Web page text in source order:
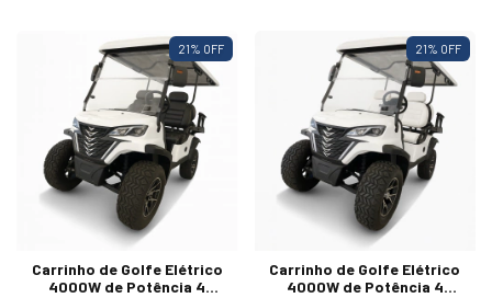
21% OFF
Carrinho de Golfe Elétrico
4000W de Potência 4
21% OFF
Carrinho de Golfe Elétrico
4000W de Potência 4